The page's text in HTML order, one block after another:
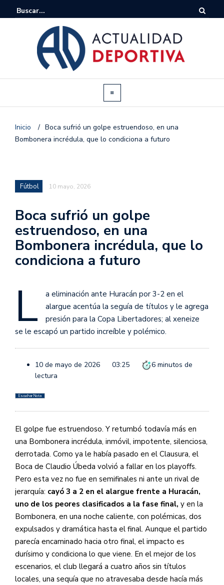
Inicio / Boca sufrió un golpe estruendoso, en una
Bombonera incrédula, que lo condiciona a futuro
Fútbol 10 mayo, 2026
Boca sufrió un golpe
estruendoso, en una
Bombonera incrédula, que lo
condiciona a futuro
L
a eliminación ante Huracán por 3-2 en el
alargue acentúa la seguía de títulos y le agrega
presión para la Copa Libertadores; al xeneize
se le escapó un partido increíble y polémico.
10 de mayo de 2026 03:25 6 minutos de
lectura
Escuchar Nota
El golpe fue estruendoso. Y retumbó todavía más en
una Bombonera incrédula, inmóvil, impotente, silenciosa,
derrotada. Como ya le había pasado en el Clausura, el
Boca de Claudio Úbeda volvió a fallar en los playoffs.
Pero esta vez no fue en semifinales ni ante un rival de
jerarquía: cayó 3 a 2 en el alargue frente a Huracán,
uno de los peores clasificados a la fase final, y en la
Bombonera, en una noche caliente, con polémicas, dos
expulsados y dramática hasta el final. Aunque el partido
parecía encaminado hacia otro final, el impacto es
durísimo y condiciona lo que viene. En el mejor de los
escenarios, el club llegará a cuatro años sin títulos
locales, una sequía que no atravesaba desde hacía más